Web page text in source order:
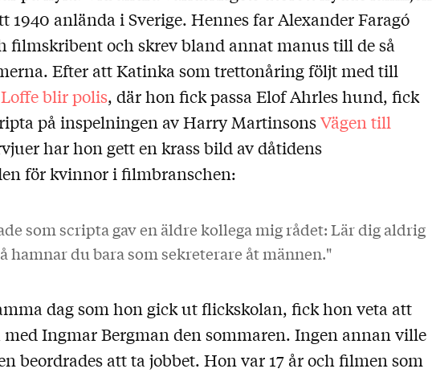
1940 anlända i Sverige. Hennes far Alexander Faragó
filmskribent och skrev bland annat manus till de så
Efter att Katinka som trettonåring följt med till
Loffe blir polis, där hon fick passa Elof Ahrles hund, fick
på inspelningen av Harry MartinsonsVägen till
har hon gett en krass bild av dåtidens
för kvinnor i filmbranschen:
som scripta gav en äldre kollega mig rådet: Lär dig aldrig
hamnar du bara som sekreterare åt männen."
dag som hon gick ut flickskolan, fick hon veta att
Ingmar Bergman den sommaren. Ingen annan ville
beordrades att ta jobbet. Hon var 17 år och filmen som